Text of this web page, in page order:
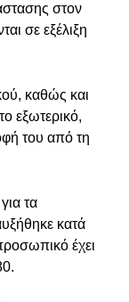
στον
σε εξέλιξη
καθώς και
εξωτερικό,
του από τη
τα
κατά
έχει